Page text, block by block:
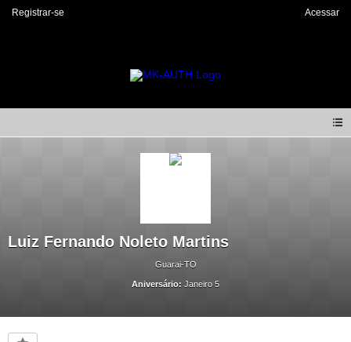
Registrar-se Acessar
Luiz Fernando Noleto Martins
Guarai-TO
Aniversário: Janeiro 5